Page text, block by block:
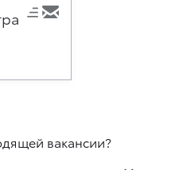
вакансии?